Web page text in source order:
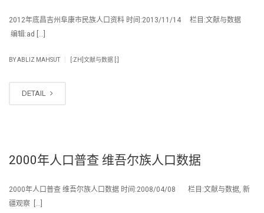
2012年底昌吉州阜康市民族人口资料 时间:2013/11/14 栏目:文献与数据
编辑:ad […]
BYABLIZ MAHSUT [:ZH]文献与数据 [:]
DETAIL
2000年人口普查 维吾尔族人口数据
2000年人口普查 维吾尔族人口数据 时间:2008/04/08 栏目:文献与数据, 新
疆观察 […]